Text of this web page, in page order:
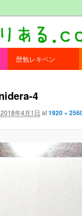
歴勉レキベン
4
2018年4月1日 at1920 ×